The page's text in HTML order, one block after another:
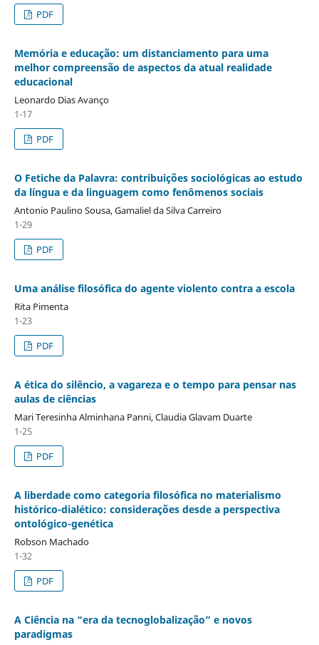
PDF
Memória e educação: um distanciamento para uma
melhor compreensão de aspectos da atual realidade
educacional
Leonardo Dias Avanço
1-17
PDF
O Fetiche da Palavra: contribuições sociológicas ao estudo
da língua e da linguagem como fenômenos sociais
Antonio Paulino Sousa, Gamaliel da Silva Carreiro
1-29
PDF
Uma análise filosófica do agente violento contra a escola
Rita Pimenta
1-23
PDF
A ética do silêncio, a vagareza e o tempo para pensar nas
aulas de ciências
Mari Teresinha Alminhana Panni, Claudia Glavam Duarte
1-25
PDF
A liberdade como categoria filosófica no materialismo
histórico-dialético: considerações desde a perspectiva
ontológico-genética
Robson Machado
1-32
PDF
A Ciência na “era da tecnoglobalização” e novos
paradigmas